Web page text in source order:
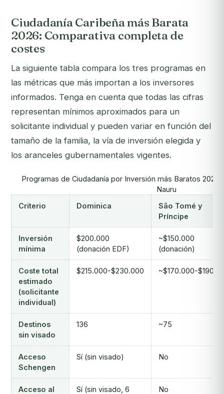
Ciudadanía Caribeña más Barata
2026: Comparativa completa de
costes
La siguiente tabla compara los tres programas en
las métricas que más importan a los inversores
informados. Tenga en cuenta que todas las cifras
representan mínimos aproximados para un
solicitante individual y pueden variar en función del
tamaño de la familia, la vía de inversión elegida y
los aranceles gubernamentales vigentes.
Programas de Ciudadanía por Inversión más Baratos
Nauru
Criterio
Dominica
São Tomé y
Príncipe
Inversión
mínima
$200.000
(donación EDF)
~$150.000
(donación)
Coste total
estimado
(solicitante
individual)
$215.000-$230.000 ~$170.000-
Destinos
sin visado
136 ~75
Acceso
Schengen
Sí (sin visado) No
Acceso al
Sí (sin visado, 6
No